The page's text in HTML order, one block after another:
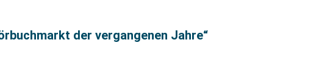
der vergangenen Jahre“